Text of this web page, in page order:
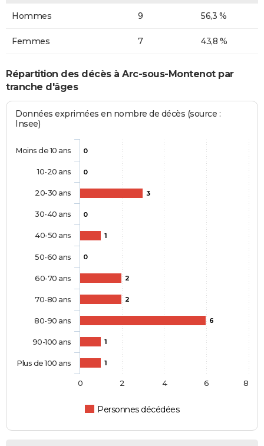
Hommes 9 56,3 %
Femmes 7 43,8 %
Répartition des décès à Arc-sous-Montenot par
tranche d'âges
Données exprimées en nombre de décès (source :
Insee)
0
0
3
0
1
0
2
2
6
1
1
Personnes décédées
Moins de 10 ans
10-20 ans
20-30 ans
30-40 ans
40-50 ans
50-60 ans
60-70 ans
70-80 ans
80-90 ans
90-100 ans
Plus de 100 ans
0 2 4 6 8